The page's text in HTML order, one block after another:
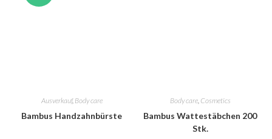
Ausverkauf, Body care
Bambus Handzahnbürste
Body care, Cosmetics
Bambus Wattestäbchen 200
Stk.